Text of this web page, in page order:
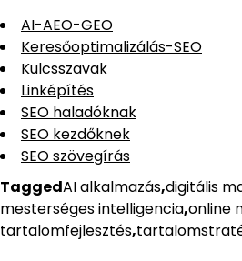
AI-AEO-GEO
Keresőoptimalizálás-SEO
Kulcsszavak
Linképítés
SEO haladóknak
SEO kezdőknek
SEO szövegírás
TaggedAI alkalmazás,digitális
mesterséges intelligencia,online
tartalomfejlesztés,